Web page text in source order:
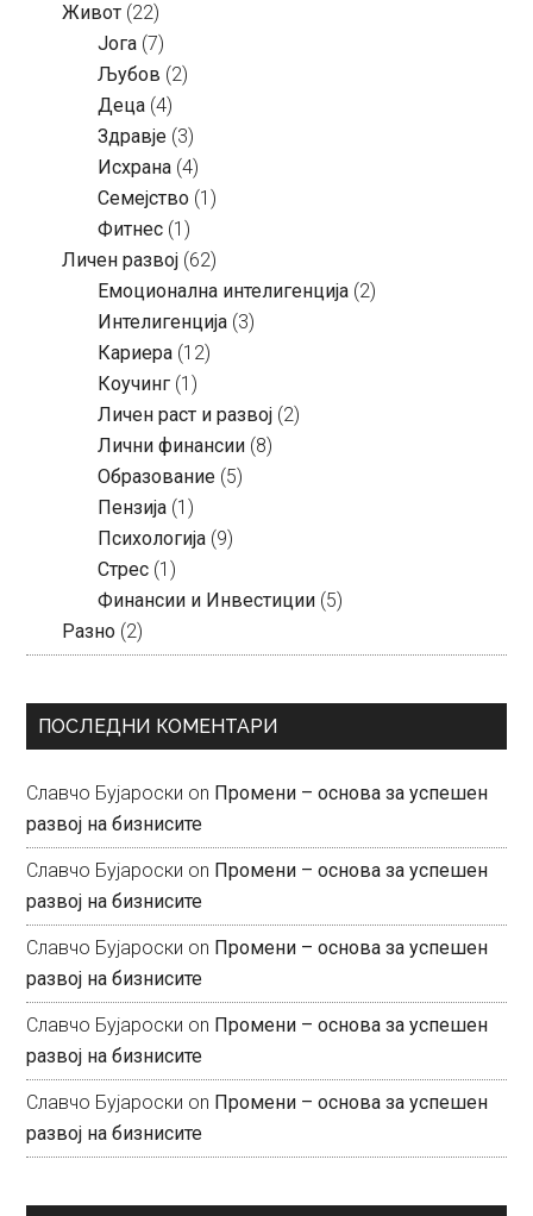
Живот (22)
Јога (7)
Љубов (2)
Деца (4)
Здравје (3)
Исхрана (4)
Семејство (1)
Фитнес (1)
Личен развој (62)
Емоционална интелигенција (2)
Интелигенција (3)
Кариера (12)
Коучинг (1)
Личен раст и развој (2)
Лични финансии (8)
Образование (5)
Пензија (1)
Психологија (9)
Стрес (1)
Финансии и Инвестиции (5)
Разно (2)
ПОСЛЕДНИ КОМЕНТАРИ
Славчо Бујароски on Промени – основа за успешен
развој на бизнисите
Славчо Бујароски on Промени – основа за успешен
развој на бизнисите
Славчо Бујароски on Промени – основа за успешен
развој на бизнисите
Славчо Бујароски on Промени – основа за успешен
развој на бизнисите
Славчо Бујароски on Промени – основа за успешен
развој на бизнисите